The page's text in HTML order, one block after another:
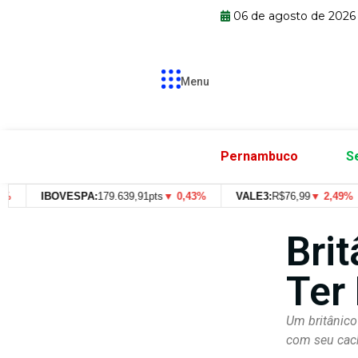
06 de agosto de 2026
Menu
Pernambuco
IBOVESPA:179.639,91pts▼ 0,43% VALE3:R$76,99▼ 2,49%
Ter
Um
com seu